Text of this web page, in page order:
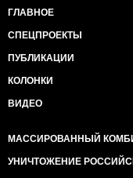
ГЛАВНОЕ
СПЕЦПРОЕКТЫ
ПУБЛИКАЦИИ
КОЛОНКИ
ВИДЕО
МАССИРОВАННЫЙ
УНИЧТОЖЕНИЕ